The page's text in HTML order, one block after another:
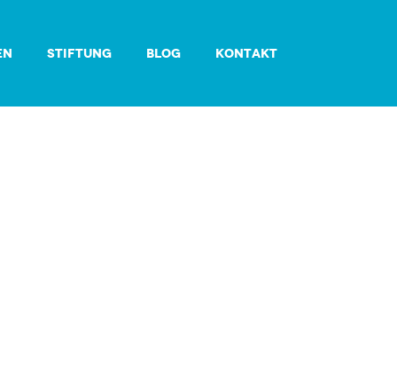
STIFTUNG BLOG KONTAKT